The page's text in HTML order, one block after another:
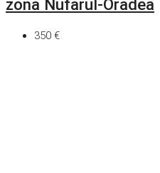
zona Nufarul-Oradea
350 €